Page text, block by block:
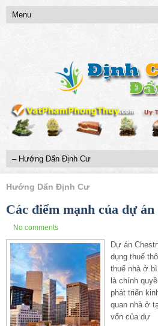
Hướng Dẩn Định Cư
Các điểm mạnh của dự
No comments
Dự án
dụng thuế
thuế nhà ở
là chính
phát triển
quan nhà ở
vốn của dự